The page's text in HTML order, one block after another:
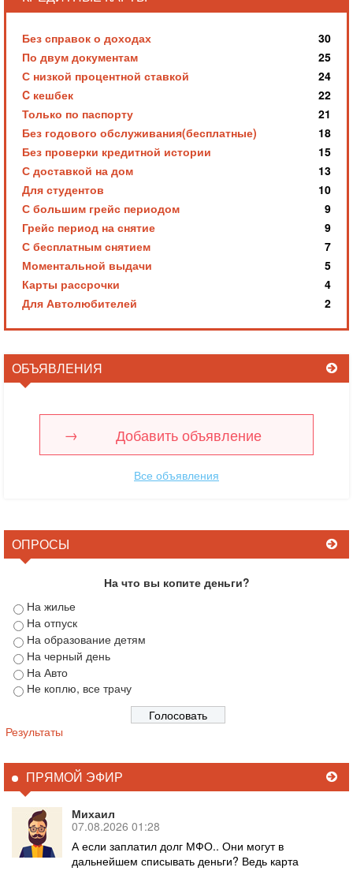
Без справок о доходах
30
По двум документам
25
С низкой процентной ставкой
24
C кешбек
22
Только по паспорту
21
Без годового обслуживания(бесплатные)
18
Без проверки кредитной истории
15
С доставкой на дом
13
Для студентов
10
С большим грейс периодом
9
Грейс период на снятие
9
С бесплатным снятием
7
Моментальной выдачи
5
Карты рассрочки
4
Для Автолюбителей
2
ОБЪЯВЛЕНИЯ
Добавить объявление
Все объявления
ОПРОСЫ
На что вы копите деньги?
На жилье
На отпуск
На образование детям
На черный день
На Авто
Не коплю, все трачу
Результаты
ПРЯМОЙ ЭФИР
Михаил
07.08.2026 01:28
А если заплатил долг МФО.. Они могут в
дальнейшем списывать деньги? Ведь карта